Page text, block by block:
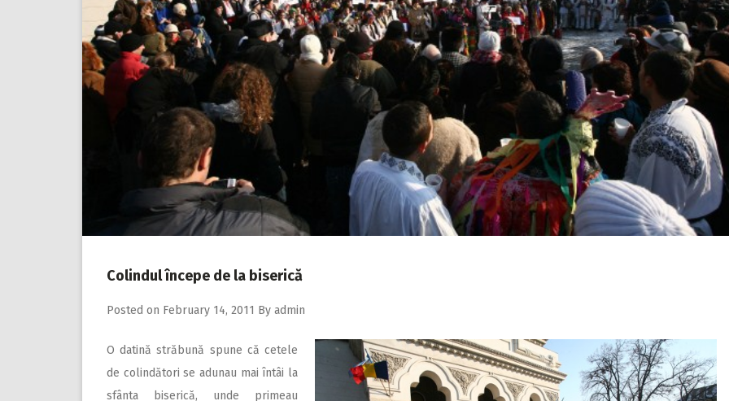
Colindul începe de la biserică
Posted on February 14, 2011 By admin
O datină străbună spune că cetele
de colindători se adunau mai întâi la
sfânta biserică, unde primeau